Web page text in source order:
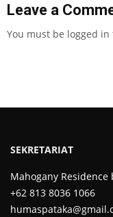
Leave a
You must be logged in
SEKRETARIAT
Mahogany Residence
+62 813 8036 1066